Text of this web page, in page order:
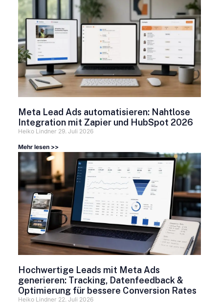
Meta Lead Ads automatisieren: Nahtlose
Integration mit Zapier und HubSpot 2026
Heiko Lindner 29. Juli 2026
Mehr lesen >>
Hochwertige Leads mit Meta Ads
generieren: Tracking, Datenfeedback &
Optimierung für bessere Conversion Rates
Heiko Lindner 22. Juli 2026